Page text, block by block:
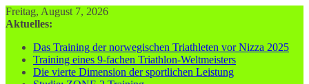
Zum
Inhalt
Freitag, August 7, 2026
Aktuelles:
Das Training der norwegischen Triathleten vor Nizza 2025
Training eines 9-fachen Triathlon-Weltmeisters
Die vierte Dimension der sportlichen Leistung